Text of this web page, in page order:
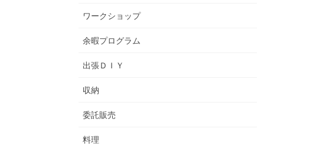
ワークショップ
余暇プログラム
出張ＤＩＹ
収納
委託販売
料理